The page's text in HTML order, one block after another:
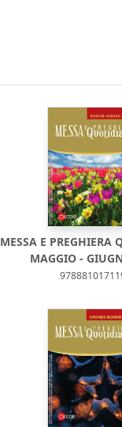
MESSA E PREGHIERA
MAGGIO -